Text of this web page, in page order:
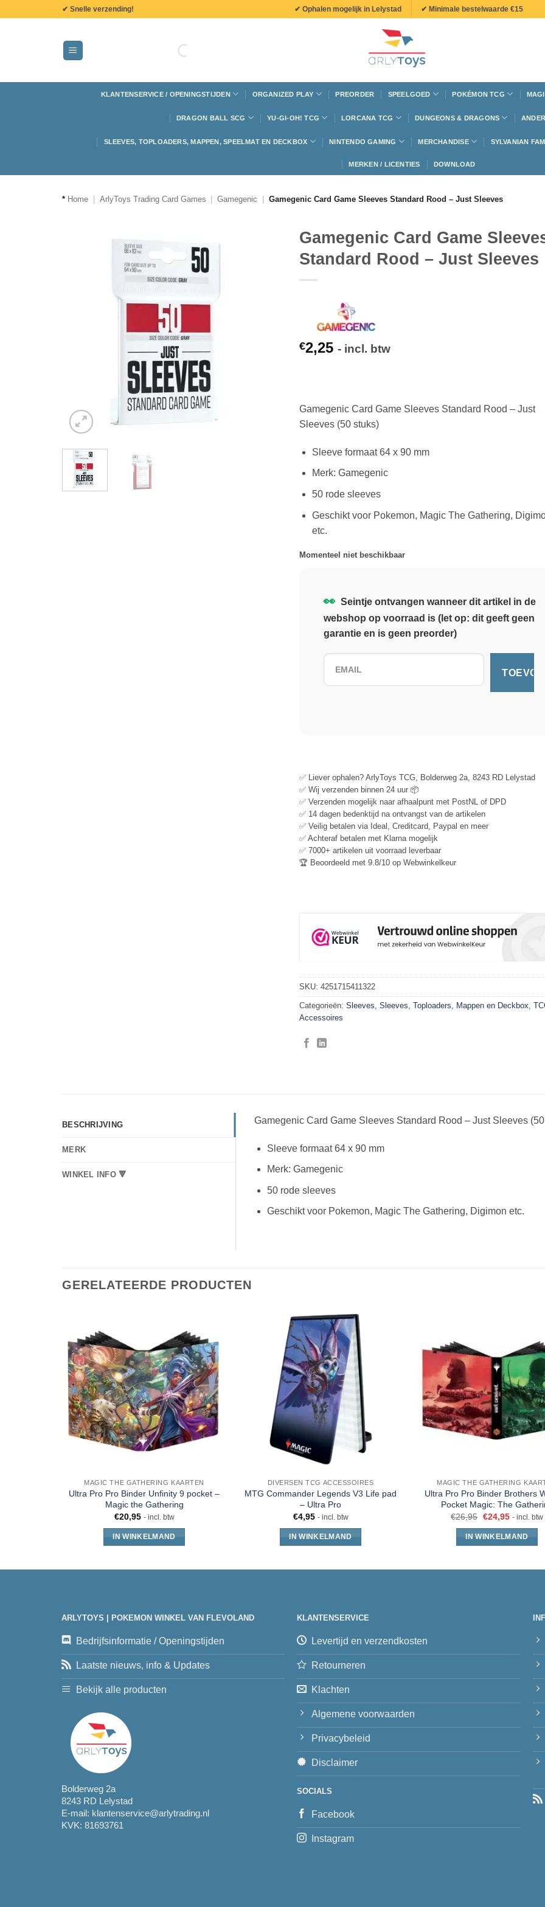
✔ Snelle verzending! ✔ Ophalen mogelijk in Lelystad ✔ Minimale bestelwaarde €15
KLANTENSERVICE / OPENINGSTIJDEN ORGANIZED PLAY PREORDER SPEELGOED POKÉMON TCG
DRAGON BALL SCG YU-GI-OH! TCG LORCANA TCG DUNGEONS & DRAGONS
SLEEVES, TOPLOADERS, MAPPEN, SPEELMAT EN DECKBOX NINTENDO GAMING MERCHANDISE SYLVANIAN
MERKEN / LICENTIES DOWNLOAD
* Home ArlyToys Trading Card Games Gamegenic Gamegenic Card Game Sleeves Standard Rood – Just Sleeves
Gamegenic Card Game
Standard Rood – Just Sleeves
€2,25 - incl. btw
Gamegenic Card Game Sleeves Standard Rood – Just
Sleeves (50 stuks)
Sleeve formaat 64 x 90 mm
Merk: Gamegenic
50 rode sleeves
Geschikt voor Pokemon, Magic The Gathering,
etc.
Momenteel niet beschikbaar
👀 Seintje ontvangen wanneer dit artikel in de
webshop op voorraad is (let op: dit geeft geen
garantie en is geen preorder)
✅ Liever ophalen? ArlyToys TCG, Bolderweg 2a, 8243 RD Lelystad
✅ Wij verzenden binnen 24 uur 📦
✅ Verzenden mogelijk naar afhaalpunt met PostNL of DPD
✅ 14 dagen bedenktijd na ontvangst van de artikelen
✅ Veilig betalen via Ideal, Creditcard, Paypal en meer
✅ Achteraf betalen met Klarna mogelijk
✅ 7000+ artikelen uit voorraad leverbaar
🏆 Beoordeeld met 9.8/10 op Webwinkelkeur
SKU: 4251715411322
Categorieën: Sleeves, Sleeves, Toploaders, Mappen en Deckbox,
Accessoires
BESCHRIJVING
MERK
WINKEL INFO 🔻
Gamegenic Card Game Sleeves Standard Rood – Just Sleeves
Sleeve formaat 64 x 90 mm
Merk: Gamegenic
50 rode sleeves
Geschikt voor Pokemon, Magic The Gathering, Digimon etc.
GERELATEERDE PRODUCTEN
MAGIC THE GATHERING KAARTEN
Ultra Pro Pro Binder Unfinity 9 pocket –
Magic the Gathering
€20,95 - incl. btw
IN WINKELMAND
DIVERSEN TCG ACCESSOIRES
MTG Commander Legends V3 Life pad
– Ultra Pro
€4,95 - incl. btw
IN WINKELMAND
MAGIC THE GATHERING
Ultra Pro Pro Binder Brothers
Pocket Magic: The
€26,95 €24,95 - incl. btw
IN WINKELMAND
ARLYTOYS | POKEMON WINKEL VAN FLEVOLAND
Bedrijfsinformatie / Openingstijden
Laatste nieuws, info & Updates
Bekijk alle producten
Bolderweg 2a
8243 RD Lelystad
E-mail: klantenservice@arlytrading.nl
KVK: 81693761
KLANTENSERVICE
Levertijd en verzendkosten
Retourneren
Klachten
Algemene voorwaarden
Privacybeleid
Disclaimer
SOCIALS
Facebook
Instagram